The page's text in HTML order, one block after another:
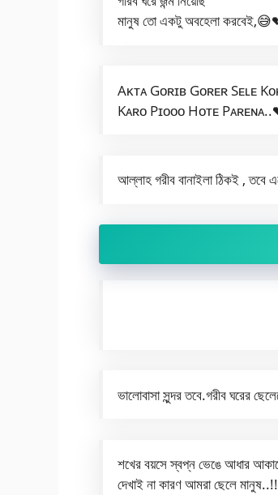
মানুষ তো একটু অবহেলা
Aᴋᴛᴀ Gᴏʀɪʙ Gᴏʀᴇʀ Sᴇʟᴇ
Kᴀʀᴏ Pɪᴏᴏᴏ Hᴏᴛᴇ
আল্লাহ গরীব বানাইলা ঠিকই , তবে
ভালোবাসা সুন্দর তবে.গরীব ঘরের
শখের বয়সে স্বপ্ন ভেঙে আধার
দেখাই না কারণ আমরা ছেলে